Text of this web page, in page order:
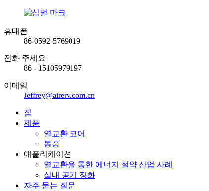
휴대폰
86-0592-5769019
전화 주세요
86 - 15105979197
이메일
Jeffrey@airerv.com.cn
집
제품
열교환 코어
통풍
애플리케이션
열교환을 통한 에너지 절약 산업 사례
실내 공기 정화
자주 묻는 질문